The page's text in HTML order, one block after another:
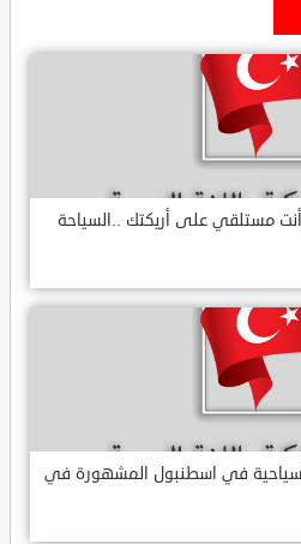
مستلقي على أريكتك ..السياحة
في اسطنبول المشهورة في